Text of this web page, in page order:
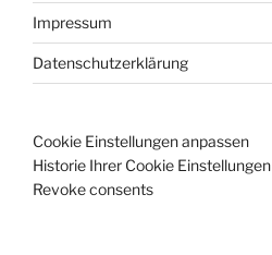
Impressum
Datenschutzerklärung
Cookie Einstellungen anpassen
Historie Ihrer Cookie Einstellungen
Revoke consents